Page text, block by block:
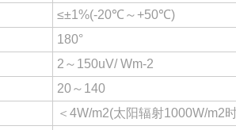
≤±1%(-20℃～+50℃)
180°
2～150uV/ Wm-2
20～140
＜4W/m2(太阳辐射1000W/m2